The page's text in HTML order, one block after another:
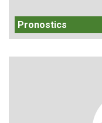
Pronostics